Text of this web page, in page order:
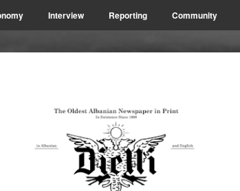
Interview Reporting Community